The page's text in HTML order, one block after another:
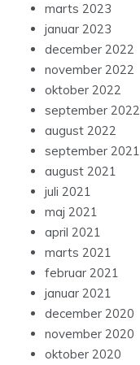
marts 2023
januar 2023
december 2022
november 2022
oktober 2022
september 2022
august 2022
september 2021
august 2021
juli 2021
maj 2021
april 2021
marts 2021
februar 2021
januar 2021
december 2020
november 2020
oktober 2020